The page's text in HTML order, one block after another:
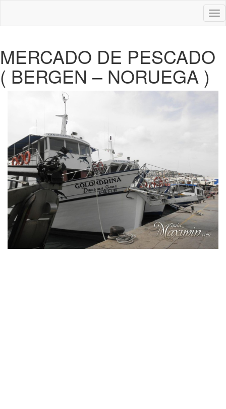
MERCADO DE PESCADO
( BERGEN – NORUEGA )